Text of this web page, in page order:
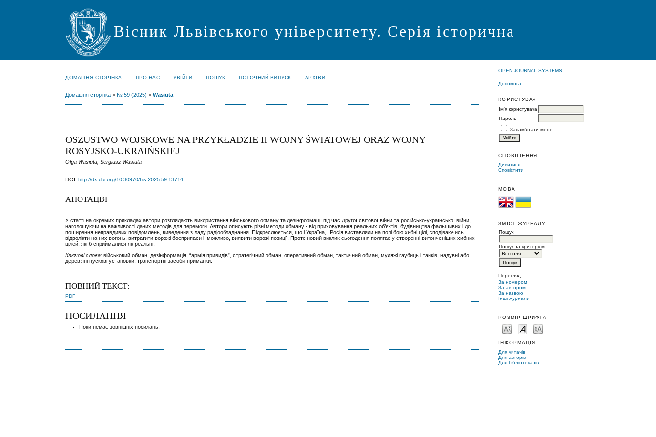
Вісник Львівського університету. Серія історична
OPEN JOURNAL SYSTEMS
Допомога
КОРИСТУВАЧ
Ім'я користувача
Пароль
Запам'ятати мене
СПОВІЩЕННЯ
Дивитися
Сповістити
МОВА
ЗМІСТ ЖУРНАЛУ
Пошук
Пошук за критерієм
Перегляд
За номером
За автором
За назвою
Інші журнали
РОЗМІР ШРИФТА
ІНФОРМАЦІЯ
Для читачів
Для авторів
Для бібліотекарів
ДОМАШНЯ СТОРІНКА ПРО НАС УВІЙТИ ПОШУК ПОТОЧНИЙ ВИПУСК АРХІВИ
Домашня сторінка > № 59 (2025) >Wasiuta
OSZUSTWO WOJSKOWE NA PRZYKŁADZIE II WOJNY ŚWIATOWEJ ORAZ WOJNY
ROSYJSKO-UKRAIŃSKIEJ
Olga Wasiuta, Sergiusz Wasiuta
DOI: http://dx.doi.org/10.30970/his.2025.59.13714
АНОТАЦІЯ
У статті на окремих прикладах автори розглядають використання військового обману та дезінформації під час Другої світової війни та російсько-української війни,
наголошуючи на важливості даних методів для перемоги. Автори описують різні методи обману - від приховування реальних об’єктів, будівництва фальшивих і до
поширення неправдивих повідомлень, виведення з ладу радіообладнання. Підкреслюється, що і Україна, і Росія виставляли на полі бою хибні цілі, сподіваючись
відволікти на них вогонь, витратити ворожі боєприпаси і, можливо, виявити ворожі позиції. Проте новий виклик сьогодення полягає у створенні витонченіших хибних
цілей, які б сприймалися як реальні.
Ключові слова:військовий обман, дезінформація, “армія привидів”, стратегічний обман, оперативний обман, тактичний обман, муляжі гаубиць і танків, надувні або
дерев’яні пускові установки, транспортні засоби-приманки.
ПОВНИЙ ТЕКСТ:
PDF
ПОСИЛАННЯ
Поки немає зовнішніх посилань.